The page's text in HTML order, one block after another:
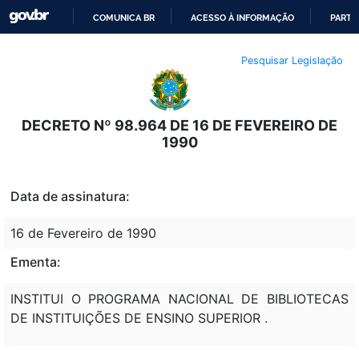
O
CONTEÚDO
COMUNICA BR ACESSO À INFORMAÇÃO
Pesquisar Legislação
DECRETO Nº 98.964 DE 16 DE FEVEREIRO DE
1990
Data de assinatura:
16 de Fevereiro de 1990
Ementa:
INSTITUI O PROGRAMA NACIONAL DE BIBLIOTECAS
DE INSTITUIÇÕES DE ENSINO SUPERIOR .